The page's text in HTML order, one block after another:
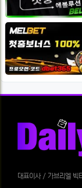
대표이사 / 가브리엘 빅